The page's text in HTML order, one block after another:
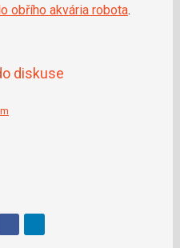
obřího akvária robota.
diskuse
Sdílejte